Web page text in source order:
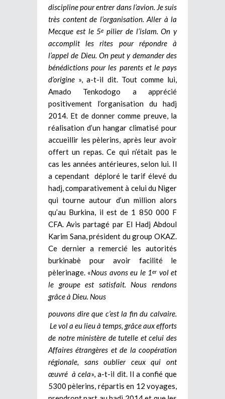
discipline pour entrer dans l’avion. Je suis
très content de l’organisation. Aller à la
Mecque est le 5e pilier de l’islam. On y
accomplit les rites pour répondre à
l’appel de Dieu. On peut y demander des
bénédictions pour les parents et le pays
d’origine », a-t-il dit. Tout comme lui,
Amado Tenkodogo a apprécié
positivement l’organisation du hadj
2014. Et de donner comme preuve, la
réalisation d’un hangar climatisé pour
accueillir les pèlerins, après leur avoir
offert un repas. Ce qui n’était pas le
cas les années antérieures, selon lui. Il
a cependant déploré le tarif élevé du
hadj, comparativement à celui du Niger
qui tourne autour d’un million alors
qu’au Burkina, il est de 1 850 000 F
CFA. Avis partagé par El Hadj Abdoul
Karim Sana, président du group OKAZ.
Ce dernier a remercié les autorités
burkinabè pour avoir facilité le
pèlerinage. «Nous avons eu le 1er vol et
le groupe est satisfait. Nous rendons
grâce à Dieu. Nous
pouvons dire que c’est la fin du calvaire.
Le vol a eu lieu à temps, grâce aux efforts
de notre ministère de tutelle et celui des
Affaires étrangères et de la coopération
régionale, sans oublier ceux qui ont
œuvré à cela», a-t-il dit. Il a confié que
5300 pèlerins, répartis en 12 voyages,